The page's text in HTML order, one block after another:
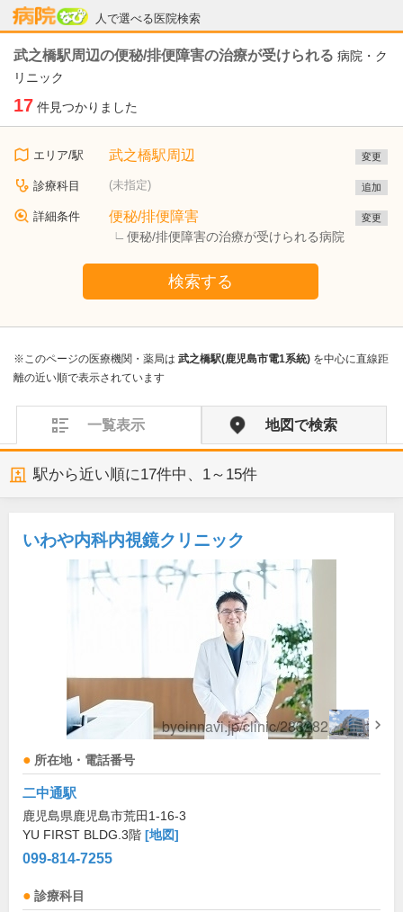
人で選べる医院検索
病院なび
武之橋駅周辺の便秘/排便障害の治療が受けられる 病院・ク
リニック
17 件見つかりました
エリア/駅 武之橋駅周辺 変更
診療科目 (未指定) 追加
詳細条件 便秘/排便障害
便秘/排便障害の治療が受けられる病院
変更
検索する
※このページの医療機関・薬局は 武之橋駅(鹿児島市電1系統) を中心に直線距
離の近い順で表示されています
一覧表示 地図で検索
駅から近い順に17件中、 1～15件
いわや内科内視鏡クリニック
所在地・電話番号
二中通駅
鹿児島県鹿児島市荒田1-16-3
YU FIRST BLDG.3階 [地図]
099-814-7255
診療科目